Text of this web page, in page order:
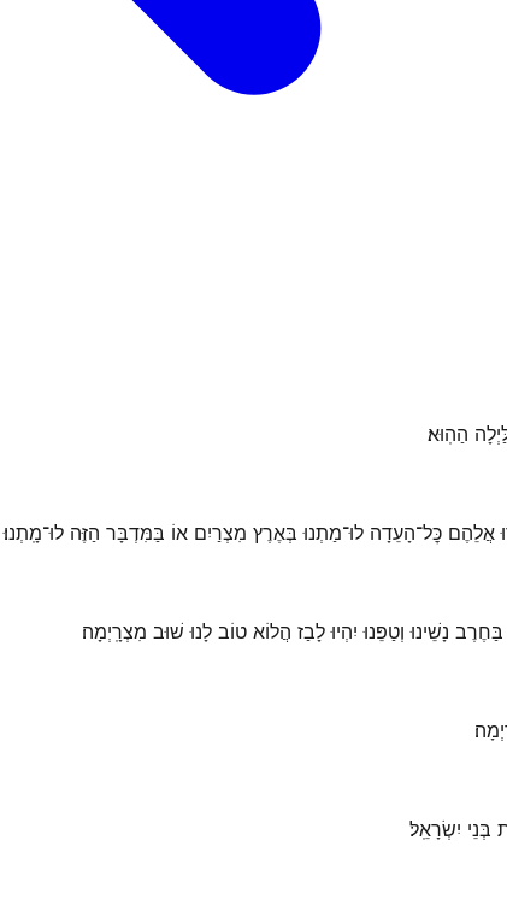
הַהֽוּא׃
אֲלֵהֶם כׇּל־הָעֵדָה לוּ־מַתְנוּ בְּאֶרֶץ מִצְרַיִם אוֹ בַּמִּדְבָּר הַזֶּה לוּ־מָֽתְנוּ׃
נָשֵׁינוּ וְטַפֵּנוּ יִהְיוּ לָבַז הֲלוֹא טוֹב לָנוּ שׁוּב מִצְרָֽיְמָה׃
בְּנֵי יִשְׂרָאֵֽל׃